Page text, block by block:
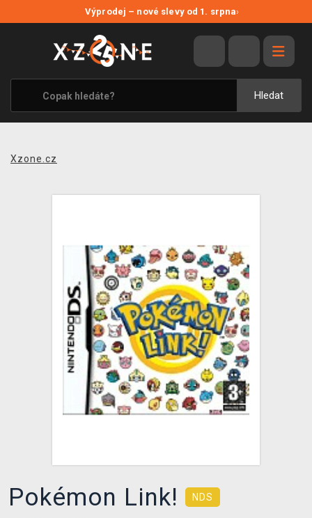
Výprodej – nové slevy od 1. srpna›
Hledat
VÝPRODEJ
VIDEOHRY
XZONE ORIGINALS
TÉMATIKY
PRODEJNY
DOPRAVA
XZONE KLUB
TCG & BOARDGAME HUB
Xzone.cz
Pokémon Link! NDS